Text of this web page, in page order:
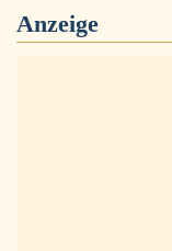
Anzeige